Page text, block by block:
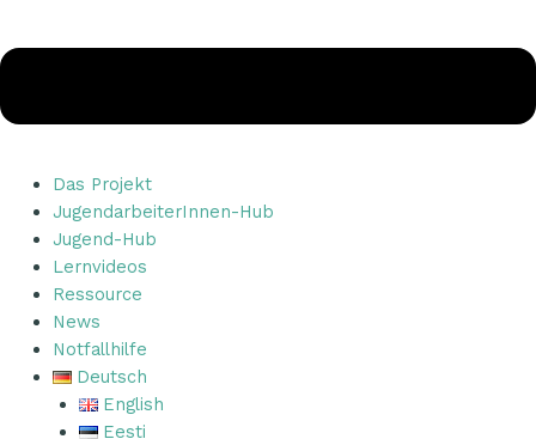
Das Projekt
JugendarbeiterInnen-Hub
Jugend-Hub
Lernvideos
Ressource
News
Notfallhilfe
Deutsch
English
Eesti